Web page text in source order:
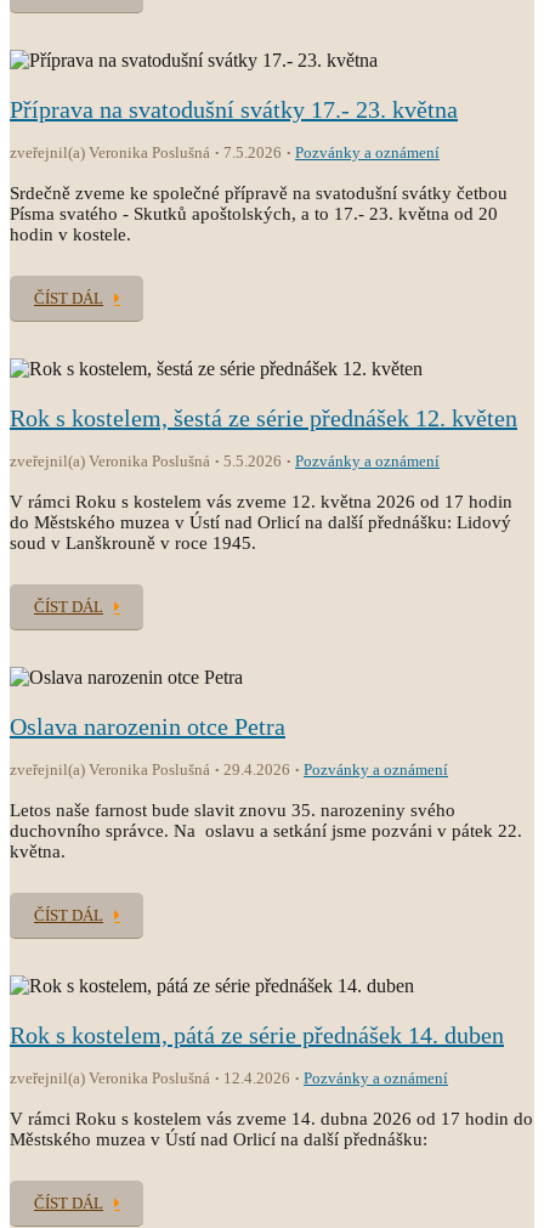
Příprava na svatodušní svátky 17.- 23. května
zveřejnil(a) Veronika Poslušná 7.5.2026 Pozvánky a oznámení
Srdečně zveme ke společné přípravě na svatodušní svátky četbou
Písma svatého - Skutků apoštolských, a to 17.- 23. května od 20
hodin v kostele.
ČÍST DÁL
Rok s kostelem, šestá ze série přednášek 12. květen
zveřejnil(a) Veronika Poslušná 5.5.2026 Pozvánky a oznámení
V rámci Roku s kostelem vás zveme 12. května 2026 od 17 hodin
do Městského muzea v Ústí nad Orlicí na další přednášku: Lidový
soud v Lanškrouně v roce 1945.
ČÍST DÁL
Oslava narozenin otce Petra
zveřejnil(a) Veronika Poslušná 29.4.2026 Pozvánky a oznámení
Letos naše farnost bude slavit znovu 35. narozeniny svého
duchovního správce. Na oslavu a setkání jsme pozváni v pátek 22.
května.
ČÍST DÁL
Rok s kostelem, pátá ze série přednášek 14. duben
zveřejnil(a) Veronika Poslušná 12.4.2026 Pozvánky a oznámení
V rámci Roku s kostelem vás zveme 14. dubna 2026 od 17 hodin do
Městského muzea v Ústí nad Orlicí na další přednášku:
ČÍST DÁL